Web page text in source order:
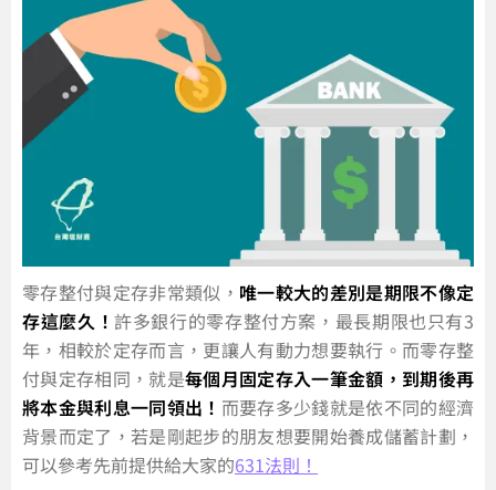
零存整付與定存非常類似， 唯一較大的差別是期限不像定
存這麼久！許多銀行的零存整付方案，最長期限也只有3
年，相較於定存而言，更讓人有動力想要執行。而零存整
付與定存相同，就是每個月固定存入一筆金額，到期後再
將本金與利息一同領出！ 而要存多少錢就是依不同的經濟
背景而定了，若是剛起步的朋友想要開始養成儲蓄計劃，
可以參考先前提供給大家的631法則！